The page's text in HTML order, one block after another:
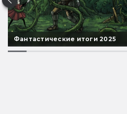
Фантастические итоги 2025